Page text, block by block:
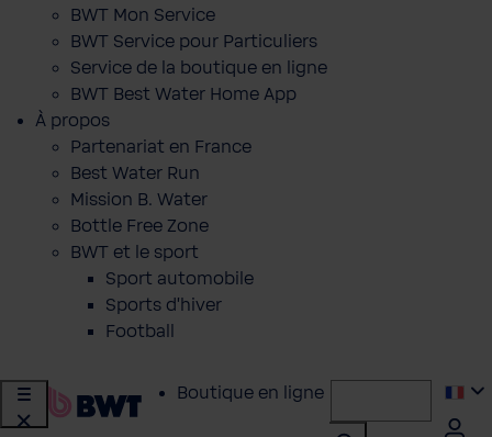
BWT Mon Service
BWT Service pour Particuliers
Service de la boutique en ligne
BWT Best Water Home App
À propos
Partenariat en France
Best Water Run
Mission B. Water
Bottle Free Zone
BWT et le sport
Sport automobile
Sports d'hiver
Football
Boutique en ligne